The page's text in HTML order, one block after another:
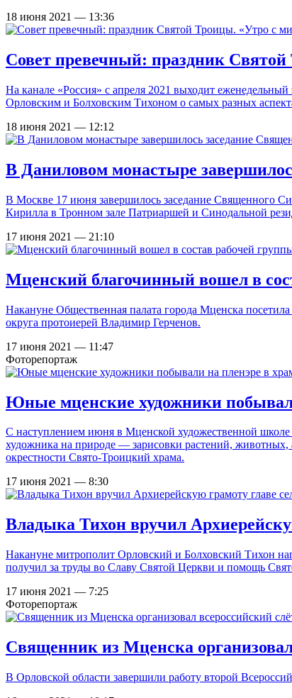
18 июня 2021 — 13:36
Совет превечный: праздник
На канале «Россия» с апреля 2021 выходит
Орловским и Болховским Тихоном о самых разных
18 июня 2021 — 12:12
В Даниловом монастыре
В Москве 17 июня завершилось заседание Священного
Кирилла в Тронном зале Патриаршей и Синодальной
17 июня 2021 — 21:10
Мценский благочинный вошел в
Накануне Общественная палата города Мценска
округа протоиерей Владимир Герченов.
17 июня 2021 — 11:47
Фоторепортаж
Юные мценские художники
С наступлением июня в Мценской художественной
художника на природе — зарисовки растений,
окрестности Свято-Троицкий храма.
17 июня 2021 — 8:30
Владыка Тихон вручил
Накануне митрополит Орловский и Болховский Тихон
получил за труды во Славу Святой Церкви и помощь
17 июня 2021 — 7:25
Фоторепортаж
Священник из Мценска
В Орловской области завершили работу второй